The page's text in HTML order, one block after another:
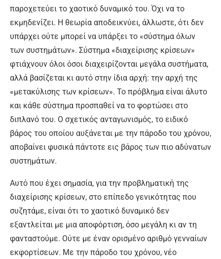
παροχετεύει το χαοτικό δυναμικό του. Όχι να το
εκμηδενίζει. Η θεωρία αποδεικνύει, άλλωστε, ότι δεν
υπάρχει ούτε μπορεί να υπάρξει το «σύστημα όλων
των συστημάτων». Σύστημα «διαχείρισης κρίσεων»
φτιάχνουν όλοι όσοι διαχειρίζονται μεγάλα συστήματα,
αλλά βασίζεται κι αυτό στην ίδια αρχή: την αρχή της
«μετακύλισης των κρίσεων». Το πρόβλημα είναι άλυτο
και κάθε σύστημα προσπαθεί να το φορτώσει στο
διπλανό του. Ο σχετικός ανταγωνισμός, το ειδικό
βάρος του οποίου αυξάνεται με την πάροδο του χρόνου,
αποβαίνει φυσικά πάντοτε εις βάρος των πιο αδύνατων
συστημάτων.
Αυτό που έχει σημασία, για την προβληματική της
διαχείρισης κρίσεων, στο επίπεδο γενικότητας που
συζητάμε, είναι ότι το χαοτικό δυναμικό δεν
εξαντλείται με μια αποφόρτιση, όσο μεγάλη κι αν τη
φανταστούμε. Ούτε με έναν ορισμένο αριθμό γενναίων
εκφορτίσεων. Με την πάροδο του χρόνου, νέο